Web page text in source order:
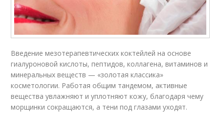
Введение мезотерапевтических коктейлей на основе
гиалуроновой кислоты, пептидов, коллагена, витаминов и
минеральных веществ — «золотая классика»
косметологии. Работая общим тандемом, активные
вещества увлажняют и уплотняют кожу, благодаря чему
морщинки сокращаются, а тени под глазами уходят.